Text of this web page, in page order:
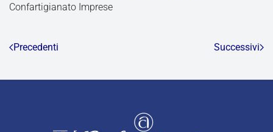
Confartigianato Imprese
Precedenti Successivi